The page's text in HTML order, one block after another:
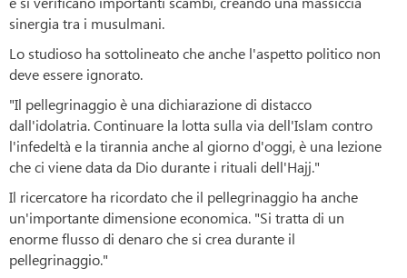
sinergia tra i musulmani.
Lo studioso ha sottolineato che anche l'aspetto politico non
deve essere ignorato.
"Il pellegrinaggio è una dichiarazione di distacco
dall'idolatria. Continuare la lotta sulla via dell'Islam contro
l'infedeltà e la tirannia anche al giorno d'oggi, è una lezione
che ci viene data da Dio durante i rituali dell'Hajj."
Il ricercatore ha ricordato che il pellegrinaggio ha anche
un'importante dimensione economica. "Si tratta di un
enorme flusso di denaro che si crea durante il
pellegrinaggio."